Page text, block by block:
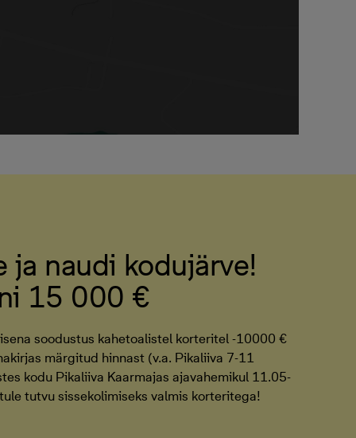
ja naudi kodujärve!
15 000 €
soodustus kahetoalistel korteritel -10000 €
märgitud hinnast (v.a. Pikaliiva 7-11
kodu Pikaliiva Kaarmajas ajavahemikul 11.05-
tutvu sissekolimiseks valmis korteritega!